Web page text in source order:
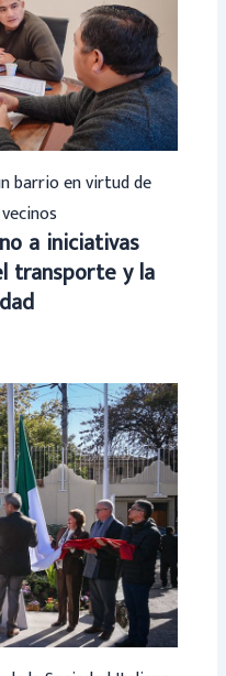
barrio en virtud de
a iniciativas
transporte y la